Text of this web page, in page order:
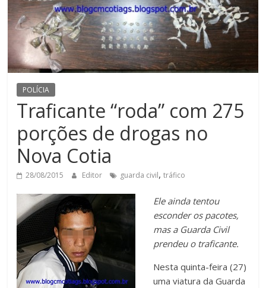
POLÍCIA
Traficante “roda” com 275
porções de drogas no
Nova Cotia
28/08/2015 Editor guarda civil,tráfico
Ele ainda tentou
esconder os pacotes,
mas a Guarda Civil
prendeu o traficante.
Nesta quinta-feira (27)
uma viatura da Guarda